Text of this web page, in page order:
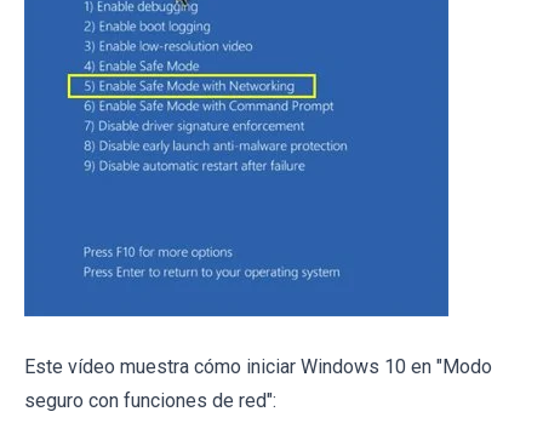
Este vídeo muestra cómo iniciar Windows 10 en "Modo
seguro con funciones de red":